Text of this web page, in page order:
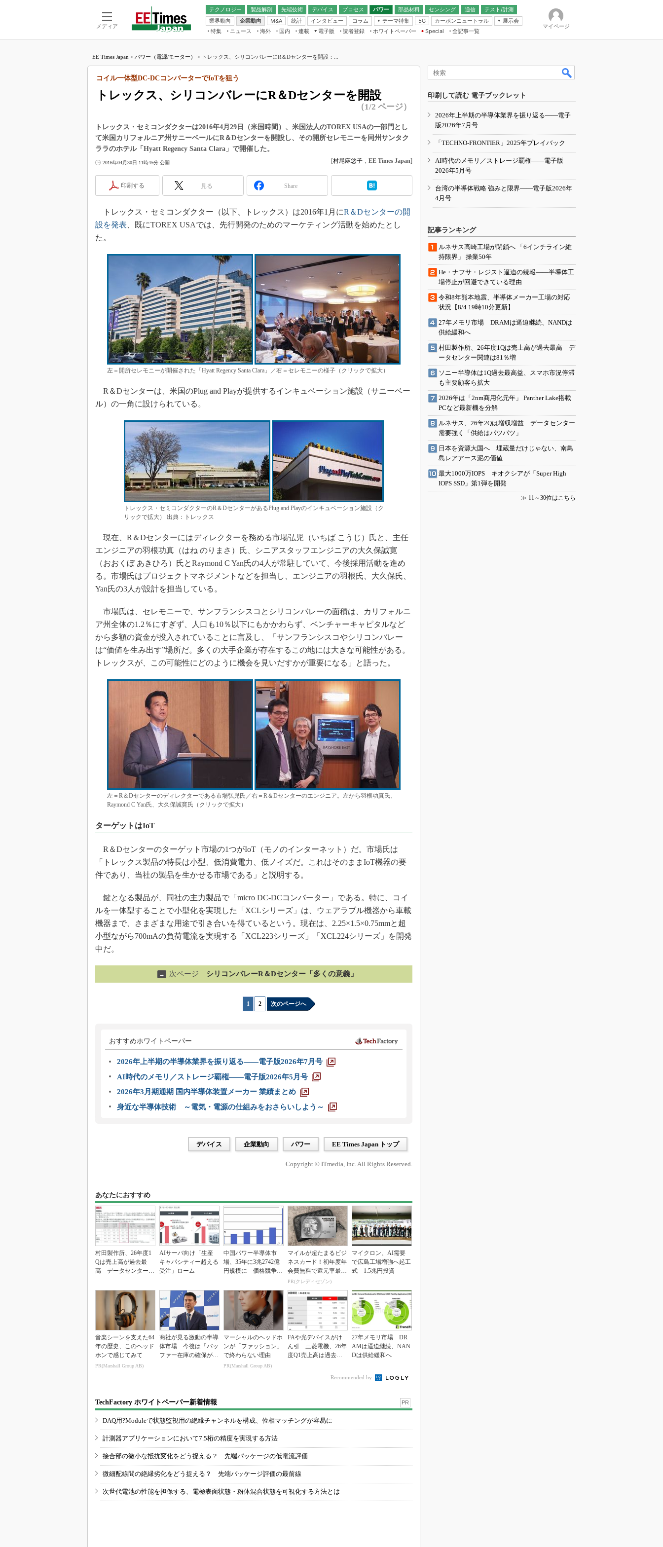
メディア
テクノロジー 製品解剖
先端技術
電池／エネルギー
デバイス
アナログ
マイコン
FPGA
プロセス パワー 部品材料 センシング
通信
無線
テスト/計測
業界動向
企業動向 M&A 統計 インタビュー コラム
テーマ特集
フィジカルAI
読者調査（EE Times Research）
IoT
電源設計（EDN Japan）
5G カーボンニュートラル
展示会
IoT・エッジコンピューティング
EXPO
TECHNO-FRONTIER
人とくるま展
特集 ニュース 海外 国内
連載
福田昭のデバイス通信
湯之上隆のナノフォーカス
大山聡の業界スコープ
リタイア直前エンジニアの社会人大
学漂流記
世界を「数字」で回してみよう
この10年で起こったこと、次の10年
で起こること
製品分解で探るアジアの新トレンド
光伝送技術を知る
イノベーションは日本を救うのか
JASA発IoT通信
IHSアナリスト「未来展望」
「英語に愛されないエンジニア」の
ための新行動論
電子版
電子ブックレット
読者登録 ホワイトペーパー
Special
全記事一覧
マイページ
EE Times Japan > パワー（電源/モーター） > トレックス、シリコンバレーにR＆Dセンターを開設：...
トレックス、シリコンバレーにR＆Dセンターを開設
コイル一体型DC-DCコンバーターでIoTを狙う
（1/2 ページ）
トレックス・セミコンダクターは2016年4月29日（米国時間）、米国法人のTOREX USAの一部門とし
て米国カリフォルニア州サニーベールにR＆Dセンターを開設し、その開所セレモニーを同州サンタク
ララのホテル「Hyatt Regency Santa Clara」で開催した。
2016年04月30日 11時45分 公開 [村尾麻悠子 ， EE Times Japan]
印刷する 見る Share
トレックス・セミコンダクター（以下、トレックス）は2016年1月にR＆Dセンターの開
設を発表 、既にTOREX USAでは、先行開発のためのマーケティング活動を始めたとし
た。
左＝開所セレモニーが開催された「Hyatt Regency Santa Clara」／右＝セレモニーの様子（クリックで拡大）
R＆Dセンターは、米国のPlug and Playが提供するインキュベーション施設（サニーベー
ル）の一角に設けられている。
トレックス・セミコンダクターのR＆DセンターがあるPlug and Playのインキュベーション施設（ク
リックで拡大） 出典：トレックス
現在、R＆Dセンターにはディレクターを務める市場弘児（いちば こうじ）氏と、主任
エンジニアの羽根功真（はね のりまさ）氏、シニアスタッフエンジニアの大久保誠寛
（おおくぼ あきひろ）氏とRaymond C Yan氏の4人が常駐していて、今後採用活動を進め
る。市場氏はプロジェクトマネジメントなどを担当し、エンジニアの羽根氏、大久保氏、
Yan氏の3人が設計を担当している。
市場氏は、セレモニーで、サンフランシスコとシリコンバレーの面積は、カリフォルニ
ア州全体の1.2％にすぎず、人口も10％以下にもかかわらず、ベンチャーキャピタルなど
から多額の資金が投入されていることに言及し、「サンフランシスコやシリコンバレー
は“価値を生み出す”場所だ。多くの大手企業が存在するこの地には大きな可能性がある。
トレックスが、この可能性にどのように機会を見いだすかが重要になる」と語った。
左＝R＆Dセンターのディレクターである市場弘児氏／右＝R＆Dセンターのエンジニア。左から羽根功真氏、
Raymond C Yan氏、大久保誠寛氏（クリックで拡大）
ターゲットはIoT
R＆Dセンターのターゲット市場の1つがIoT（モノのインターネット）だ。市場氏は
「トレックス製品の特長は小型、低消費電力、低ノイズだ。これはそのままIoT機器の要
件であり、当社の製品を生かせる市場である」と説明する。
鍵となる製品が、同社の主力製品で「micro DC-DCコンバーター」である。特に、コイ
ルを一体型することで小型化を実現した「XCLシリーズ」は、ウェアラブル機器から車載
機器まで、さまざまな用途で引き合いを得ているという。現在は、2.25×1.5×0.75mmと超
小型ながら700mAの負荷電流を実現する「XCL223シリーズ」「XCL224シリーズ」を開発
中だ。
→ 次ページ シリコンバレーR＆Dセンター「多くの意義」
1 2 次のページへ
おすすめホワイトペーパー
2026年上半期の半導体業界を振り返る――電子版2026年7月号
AI時代のメモリ／ストレージ覇権――電子版2026年5月号
2026年3月期通期 国内半導体装置メーカー 業績まとめ
身近な半導体技術 ～電気・電源の仕組みをおさらいしよう～
デバイス 企業動向 パワー EE Times Japan トップ
Copyright © ITmedia, Inc. All Rights Reserved.
あなたにおすすめ
村田製作所、26年度1
Qは売上高が過去最
高 データセンター関
AIサーバ向け「生産
キャパシティー超える
受注」ローム
中国パワー半導体市
場、35年に3兆2742億
円規模に 価格競争さ
マイルが超たまるビジ
ネスカード！初年度年
会費無料で還元率最大
1.125%
PR(クレディセゾン)
マイクロン、AI需要
で広島工場増強へ起工
式 1.5兆円投資
音楽シーンを支えた64
年の歴史、このヘッド
ホンで感じてみて
PR(Marshall Group AB)
商社が見る激動の半導
体市場 今後は「バッ
ファー在庫の確保が重
マーシャルのヘッドホ
ンが「ファッション」
で終わらない理由
PR(Marshall Group AB)
FAや光デバイスがけ
ん引 三菱電機、26年
度Q1売上高は過去最
27年メモリ市場 DR
AMは逼迫継続、NAN
Dは供給緩和へ
Recommended by
TechFactory ホワイトペーパー新着情報 PR
DAQ用?Moduleで状態監視用の絶縁チャンネルを構成、位相マッチングが容易に
計測器アプリケーションにおいて7.5桁の精度を実現する方法
接合部の微小な抵抗変化をどう捉える？ 先端パッケージの低電流評価
微細配線間の絶縁劣化をどう捉える？ 先端パッケージ評価の最前線
次世代電池の性能を担保する、電極表面状態・粉体混合状態を可視化する方法とは
印刷して読む 電子ブックレット
2026年上半期の半導体業界を振り返る――電子
版2026年7月号
「TECHNO-FRONTIER」2025年プレイバック
AI時代のメモリ／ストレージ覇権――電子版
2026年5月号
台湾の半導体戦略 強みと限界――電子版2026年
4月号
記事ランキング
ルネサス高崎工場が閉鎖へ 「6インチライン維
持限界」 操業50年
He・ナフサ・レジスト逼迫の続報――半導体工
場停止が回避できている理由
令和8年熊本地震、半導体メーカー工場の対応
状況【8/4 19時10分更新】
27年メモリ市場 DRAMは逼迫継続、NANDは
供給緩和へ
村田製作所、26年度1Qは売上高が過去最高 デ
ータセンター関連は81％増
ソニー半導体は1Q過去最高益、スマホ市況停滞
も主要顧客ら拡大
2026年は「2nm商用化元年」 Panther Lake搭載
PCなど最新機を分解
ルネサス、26年2Qは増収増益 データセンター
需要強く「供給はパツパツ」
日本を資源大国へ 埋蔵量だけじゃない、南鳥
島レアアース泥の価値
最大1000万IOPS キオクシアが「Super High
IOPS SSD」第1弾を開発
≫ 11～30位はこちら